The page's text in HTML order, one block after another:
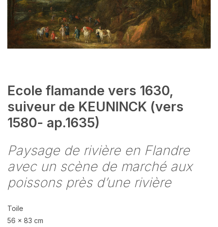
Ecole flamande vers 1630,
suiveur de KEUNINCK (vers
1580- ap.1635)
Paysage de rivière en Flandre
avec un scène de marché aux
poissons près d’une rivière
Toile
56 x 83 cm